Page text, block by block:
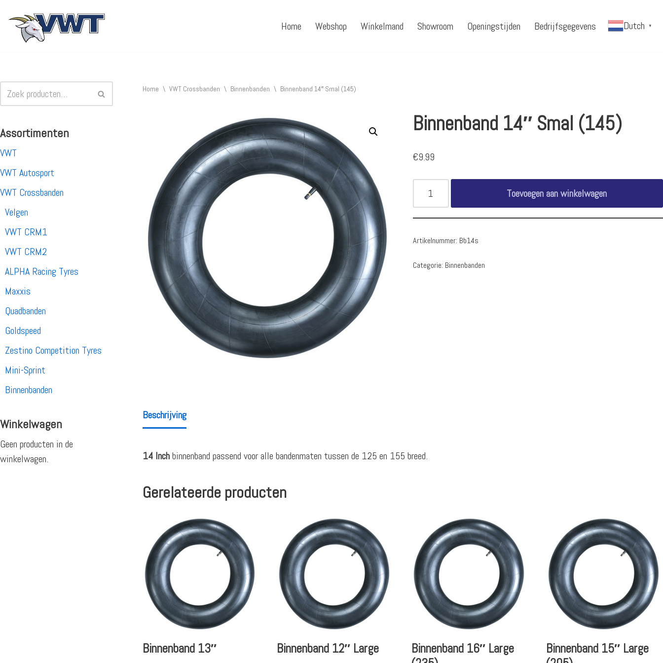
Ga
Home Webshop Winkelmand Showroom Openingstijden Bedrijfsgegevens Dutch ▼
Assortimenten
VWT
VWT Autosport
VWT Crossbanden
Velgen
VWT CRM1
VWT CRM2
ALPHA Racing Tyres
Maxxis
Quadbanden
Goldspeed
Zestino Competition Tyres
Mini-Sprint
Binnenbanden
Winkelwagen
Geen producten in de
winkelwagen.
Home \ VWT Crossbanden \ Binnenbanden \ Binnenband 14″ Smal (145)
Binnenband 14″ Smal (145)
€9.99
Toevoegen aan winkelwagen
Artikelnummer: Bb14s
Categorie: Binnenbanden
Beschrijving
14 Inchbinnenband passend voor alle bandenmaten tussen de 125 en 155 breed.
Gerelateerde producten
Binnenband 13″ Binnenband 12″ Large
Binnenband 16″ Large
Binnenband 15″ Large